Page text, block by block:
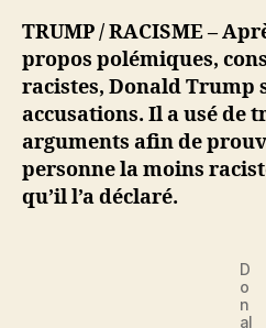
TRUMP / RACISME –
propos polémiques,
racistes, Donald Trump
accusations. Il a usé de
arguments afin de
personne la moins
qu’il l’a déclaré.
D
o
n
al